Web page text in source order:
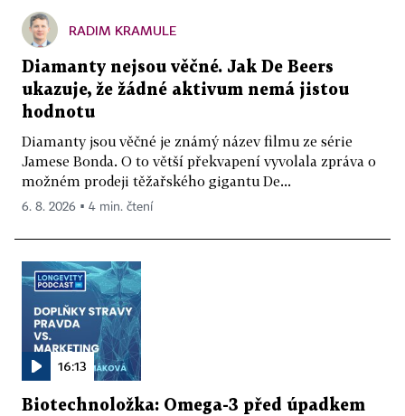
RADIM KRAMULE
Diamanty nejsou věčné. Jak De Beers
ukazuje, že žádné aktivum nemá jistou
hodnotu
Diamanty jsou věčné je známý název filmu ze série
Jamese Bonda. O to větší překvapení vyvolala zpráva o
možném prodeji těžařského gigantu De...
6. 8. 2026 ▪ 4 min. čtení
16:13
Biotechnoložka: Omega-3 před úpadkem